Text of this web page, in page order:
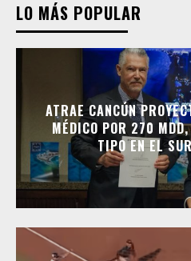
LO MÁS POPULAR
ATRAE CANCÚN
MÉDICO POR 270
TIPO EN EL